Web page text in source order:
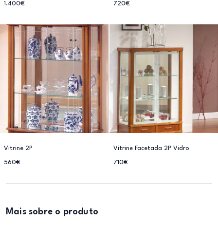
1.400€ 720€
Vitrine 2P
560€
Vitrine Facetada 2P Vidro
710€
Mais sobre o produto